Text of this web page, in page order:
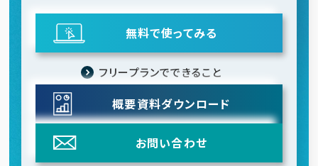
無料で使ってみる
フリープランでできること
概要資料ダウンロード
お問い合わせ